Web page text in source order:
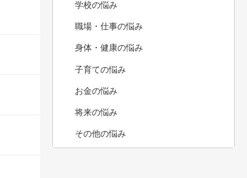
学校の悩み
職場・仕事の悩み
身体・健康の悩み
子育ての悩み
お金の悩み
将来の悩み
その他の悩み